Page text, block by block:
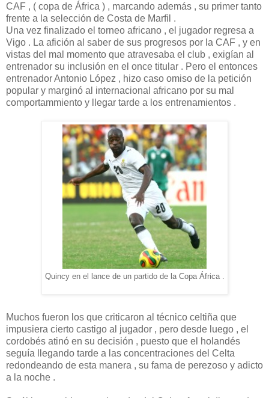
CAF , ( copa de África ) , marcando además , su primer tanto
frente a la selección de Costa de Marfil .
Una vez finalizado el torneo africano , el jugador regresa a
Vigo . La afición al saber de sus progresos por la CAF , y en
vistas del mal momento que atravesaba el club , exigían al
entrenador su inclusión en el once titular . Pero el entonces
entrenador Antonio López , hizo caso omiso de la petición
popular y marginó al internacional africano por su mal
comportammiento y llegar tarde a los entrenamientos .
Quincy en el lance de un partido de la Copa África .
Muchos fueron los que criticaron al técnico celtiña que
impusiera cierto castigo al jugador , pero desde luego , el
cordobés atinó en su decisión , puesto que el holandés
seguía llegando tarde a las concentraciones del Celta
redondeando de esta manera , su fama de perezoso y adicto
a la noche .